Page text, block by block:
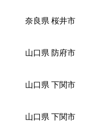
奈良県 桜井市
山口県 防府市
山口県 下関市
山口県 下関市